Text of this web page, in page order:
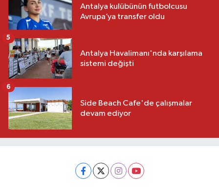
Antalya kulübünün futbolcusu
Avrupa’ya transfer oldu
Antalya Havalimanı'nda karşılama
sistemi değişti
5
Side Beach Cafe'de çalışmalar
devam ediyor
6